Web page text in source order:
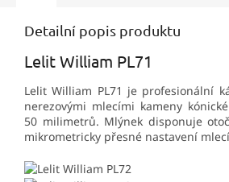
Detailní popis produktu
Lelit William PL71
Lelit William PL71 je profesionální
nerezovými mlecími kameny
50 milimetrů. Mlýnek disponuje
mikrometricky přesné nastavení